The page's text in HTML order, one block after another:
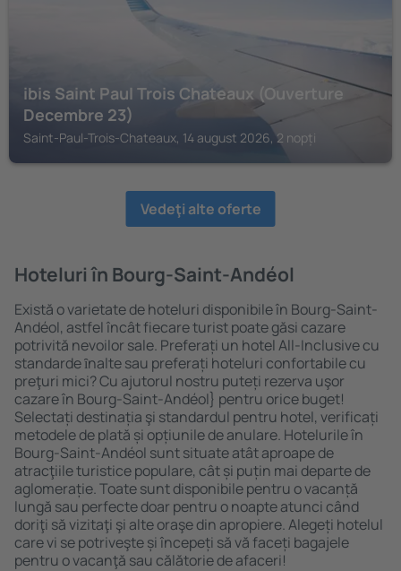
ibis Saint Paul Trois Chateaux (Ouverture
Decembre 23)
Saint-Paul-Trois-Chateaux, 14 august 2026, 2 nopți
Vedeţi alte oferte
Hoteluri în Bourg-Saint-Andéol
Există o varietate de hoteluri disponibile în Bourg-Saint-
Andéol, astfel încât fiecare turist poate găsi cazare
potrivită nevoilor sale. Preferați un hotel All-Inclusive cu
standarde ȋnalte sau preferați hoteluri confortabile cu
preţuri mici? Cu ajutorul nostru puteți rezerva uşor
cazare în Bourg-Saint-Andéol} pentru orice buget!
Selectați destinația şi standardul pentru hotel, verificați
metodele de plată și opțiunile de anulare. Hotelurile în
Bourg-Saint-Andéol sunt situate atât aproape de
atracţiile turistice populare, cât și puțin mai departe de
aglomerație. Toate sunt disponibile pentru o vacanță
lungă sau perfecte doar pentru o noapte atunci când
doriţi să vizitaţi şi alte oraşe din apropiere. Alegeți hotelul
care vi se potriveşte și începeți să vă faceți bagajele
pentru o vacanţă sau călătorie de afaceri!